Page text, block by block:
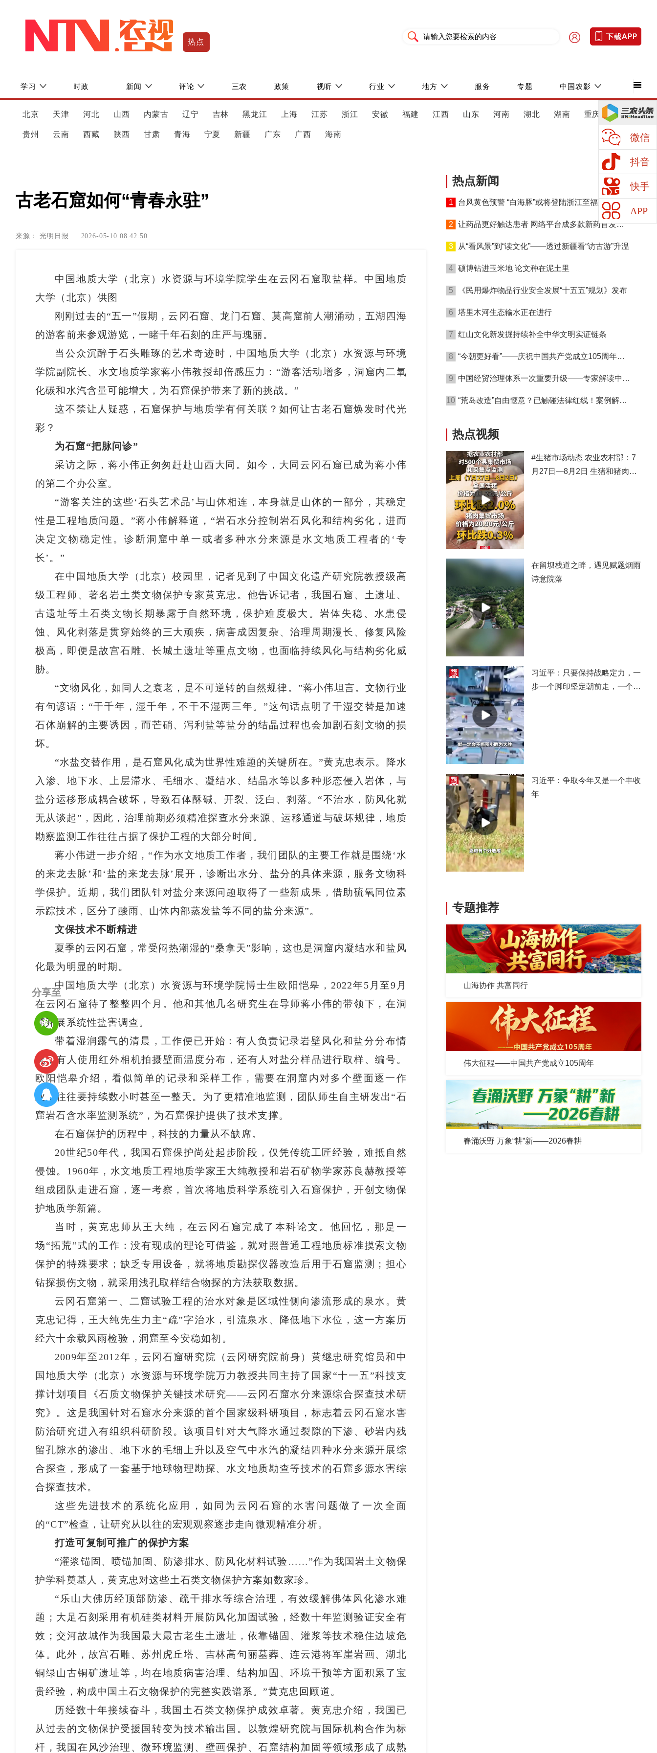
热点
学习 时政 新闻 评论 三农 政策 视听 行业 地方 服务 专题 中国农影
北京 天津 河北 山西 内蒙古 辽宁 吉林 黑龙江 上海 江苏 浙江 安徽 福建 江西 山东 河南 湖北 湖南 重庆 四川
贵州 云南 西藏 陕西 甘肃 青海 宁夏 新疆 广东 广西 海南 微信
抖音
快手
APP
古老石窟如何“青春永驻”
来源：光明日报 2026-05-10 08:42:50
中国地质大学（北京）水资源与环境学院学生在云冈石窟取盐样。中国地质
大学（北京）供图
刚刚过去的“五一”假期，云冈石窟、龙门石窟、莫高窟前人潮涌动，五湖四海
的游客前来参观游览，一睹千年石刻的庄严与瑰丽。
当公众沉醉于石头雕琢的艺术奇迹时，中国地质大学（北京）水资源与环境
学院副院长、水文地质学家蒋小伟教授却倍感压力：“游客活动增多，洞窟内二氧
化碳和水汽含量可能增大，为石窟保护带来了新的挑战。”
这不禁让人疑惑，石窟保护与地质学有何关联？如何让古老石窟焕发时代光
彩？
为石窟“把脉问诊”
采访之际，蒋小伟正匆匆赶赴山西大同。如今，大同云冈石窟已成为蒋小伟
的第二个办公室。
“游客关注的这些‘石头艺术品’与山体相连，本身就是山体的一部分，其稳定
性是工程地质问题。”蒋小伟解释道，“岩石水分控制岩石风化和结构劣化，进而
决定文物稳定性。诊断洞窟中单一或者多种水分来源是水文地质工程者的‘专
长’。”
在中国地质大学（北京）校园里，记者见到了中国文化遗产研究院教授级高
级工程师、著名岩土类文物保护专家黄克忠。他告诉记者，我国石窟、土遗址、
古遗址等土石类文物长期暴露于自然环境，保护难度极大。岩体失稳、水患侵
蚀、风化剥落是贯穿始终的三大顽疾，病害成因复杂、治理周期漫长、修复风险
极高，即便是故宫石雕、长城土遗址等重点文物，也面临持续风化与结构劣化威
胁。
“文物风化，如同人之衰老，是不可逆转的自然规律。”蒋小伟坦言。文物行业
有句谚语：“干千年，湿千年，不干不湿两三年。”这句话点明了干湿交替是加速
石体崩解的主要诱因，而芒硝、泻利盐等盐分的结晶过程也会加剧石刻文物的损
坏。
“水盐交替作用，是石窟风化成为世界性难题的关键所在。”黄克忠表示。降水
入渗、地下水、上层滞水、毛细水、凝结水、结晶水等以多种形态侵入岩体，与
盐分运移形成耦合破坏，导致石体酥碱、开裂、泛白、剥落。“不治水，防风化就
无从谈起”，因此，治理前期必须精准探查水分来源、运移通道与破坏规律，地质
勘察监测工作往往占据了保护工程的大部分时间。
蒋小伟进一步介绍，“作为水文地质工作者，我们团队的主要工作就是围绕‘水
的来龙去脉’和‘盐的来龙去脉’展开，诊断出水分、盐分的具体来源，服务文物科
学保护。近期，我们团队针对盐分来源问题取得了一些新成果，借助硫氧同位素
示踪技术，区分了酸雨、山体内部蒸发盐等不同的盐分来源”。
文保技术不断精进
夏季的云冈石窟，常受闷热潮湿的“桑拿天”影响，这也是洞窟内凝结水和盐风
化最为明显的时期。
中国地质大学（北京）水资源与环境学院博士生欧阳恺皋，2022年5月至9月
在云冈石窟待了整整四个月。他和其他几名研究生在导师蒋小伟的带领下，在洞
窟开展系统性盐害调查。
带着湿润露气的清晨，工作便已开始：有人负责记录岩壁风化和盐分分布情
况，有人使用红外相机拍摄壁面温度分布，还有人对盐分样品进行取样、编号。
欧阳恺皋介绍，看似简单的记录和采样工作，需要在洞窟内对多个壁面逐一作
业，往往要持续数小时甚至一整天。为了更精准地监测，团队师生自主研发出“石
窟岩石含水率监测系统”，为石窟保护提供了技术支撑。
在石窟保护的历程中，科技的力量从不缺席。
20世纪50年代，我国石窟保护尚处起步阶段，仅凭传统工匠经验，难抵自然
侵蚀。1960年，水文地质工程地质学家王大纯教授和岩石矿物学家苏良赫教授等
组成团队走进石窟，逐一考察，首次将地质科学系统引入石窟保护，开创文物保
护地质学新篇。
当时，黄克忠师从王大纯，在云冈石窟完成了本科论文。他回忆，那是一
场“拓荒”式的工作：没有现成的理论可借鉴，就对照普通工程地质标准摸索文物
保护的特殊要求；缺乏专用设备，就将地质勘探仪器改造后用于石窟监测；担心
钻探损伤文物，就采用浅孔取样结合物探的方法获取数据。
云冈石窟第一、二窟试验工程的治水对象是区域性侧向渗流形成的泉水。黄
克忠记得，王大纯先生力主“疏”字治水，引流泉水、降低地下水位，这一方案历
经六十余载风雨检验，洞窟至今安稳如初。
2009年至2012年，云冈石窟研究院（云冈研究院前身）黄继忠研究馆员和中
国地质大学（北京）水资源与环境学院万力教授共同主持了国家“十一五”科技支
撑计划项目《石质文物保护关键技术研究——云冈石窟水分来源综合探查技术研
究》。这是我国针对石窟水分来源的首个国家级科研项目，标志着云冈石窟水害
防治研究进入有组织科研阶段。该项目针对大气降水通过裂隙的下渗、砂岩内残
留孔隙水的渗出、地下水的毛细上升以及空气中水汽的凝结四种水分来源开展综
合探查，形成了一套基于地球物理勘探、水文地质勘查等技术的石窟多源水害综
合探查技术。
这些先进技术的系统化应用，如同为云冈石窟的水害问题做了一次全面
的“CT”检查，让研究从以往的宏观观察逐步走向微观精准分析。
打造可复制可推广的保护方案
“灌浆锚固、喷锚加固、防渗排水、防风化材料试验……”作为我国岩土文物保
护学科奠基人，黄克忠对这些土石类文物保护方案如数家珍。
“乐山大佛历经顶部防渗、疏干排水等综合治理，有效缓解佛体风化渗水难
题；大足石刻采用有机硅类材料开展防风化加固试验，经数十年监测验证安全有
效；交河故城作为我国最大最古老生土遗址，依靠锚固、灌浆等技术稳住边坡危
体。此外，故宫石雕、苏州虎丘塔、吉林高句丽墓葬、连云港将军崖岩画、湖北
铜绿山古铜矿遗址等，均在地质病害治理、结构加固、环境干预等方面积累了宝
贵经验，构成中国土石文物保护的完整实践谱系。”黄克忠回顾道。
历经数十年接续奋斗，我国土石类文物保护成效卓著。黄克忠介绍，我国已
从过去的文物保护受援国转变为技术输出国。以敦煌研究院与国际机构合作为标
杆，我国在风沙治理、微环境监测、壁画保护、石窟结构加固等领域形成了成熟
热点新闻
1
台风黄色预警 “白海豚”或将登陆浙江至福建北部沿
2
让药品更好触达患者 网络平台成多款新药首发渠
3
从“看风景”到“读文化”——透过新疆看“访古游”升温
4 硕博钻进玉米地 论文种在泥土里
5 《民用爆炸物品行业安全发展“十五五”规划》发布
6 塔里木河生态输水正在进行
7 红山文化新发掘持续补全中华文明实证链条
8
“今朝更好看”——庆祝中国共产党成立105周年名
9
中国经贸治理体系一次重要升级——专家解读中国
10 “荒岛改造”自由惬意？已触碰法律红线！案例解读
热点视频
#生猪市场动态 农业农村部：7
月27日—8月2日 生猪和猪肉价
在留坝栈道之畔，遇见赋题烟雨
诗意院落
习近平：只要保持战略定力，一
步一个脚印坚定朝前走，一个阶
习近平：争取今年又是一个丰收
年
专题推荐
山海协作 共富同行
伟大征程——中国共产党成立105周年
春涌沃野 万象“耕”新——2026春耕
分享至